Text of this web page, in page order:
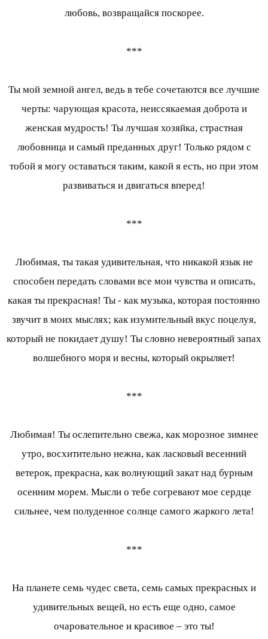
любовь, возвращайся поскорее.
***
Ты мой земной ангел, ведь в тебе сочетаются все лучшие
черты: чарующая красота, неиссякаемая доброта и
женская мудрость! Ты лучшая хозяйка, страстная
любовница и самый преданных друг! Только рядом с
тобой я могу оставаться таким, какой я есть, но при этом
развиваться и двигаться вперед!
***
Любимая, ты такая удивительная, что никакой язык не
способен передать словами все мои чувства и описать,
какая ты прекрасная! Ты - как музыка, которая постоянно
звучит в моих мыслях; как изумительный вкус поцелуя,
который не покидает душу! Ты словно невероятный запах
волшебного моря и весны, который окрыляет!
***
Любимая! Ты ослепительно свежа, как морозное зимнее
утро, восхитительно нежна, как ласковый весенний
ветерок, прекрасна, как волнующий закат над бурным
осенним морем. Мысли о тебе согревают мое сердце
сильнее, чем полуденное солнце самого жаркого лета!
***
На планете семь чудес света, семь самых прекрасных и
удивительных вещей, но есть еще одно, самое
очаровательное и красивое – это ты!